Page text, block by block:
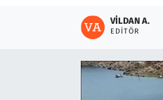
VILDAN A.
EDITÖR
Teknoloji ve Bilim
Televizyon